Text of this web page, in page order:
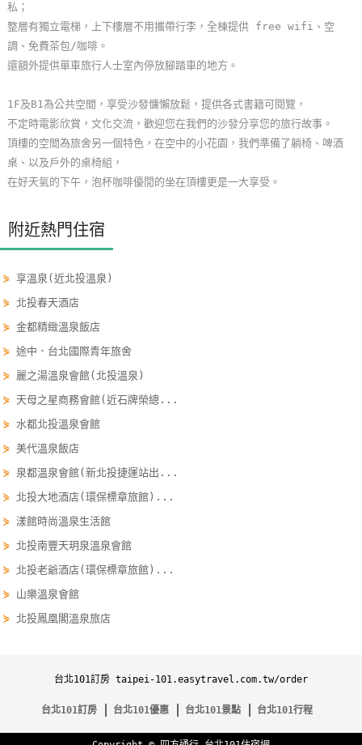
玩
樂
圖
顧
客
服
務
顧
滿
意
度
訂
單
管
會
員
戶
服
私；
整層有獨立電梯，上下樓層不用攜帶行李，全棟提供 free wifi、空
調、免費茶包/咖啡。
還額外提供單車旅行人士室內停放腳踏車的地方。
1F及B1為公共空間，享受沙發慵懶放鬆，提供各式書籍可閱覽，
不定時電影欣賞，文化交流，歡迎您在我們的沙發分享您的旅行故事。
頂樓的空間為旅舍另一個特色，在空中的小花園，我們準備了躺椅、啤酒
桌、以及戶外的桌椅組，
在好天氣的下午，泡杯咖啡優閒的坐在頂樓更是一大享受。
附近熱門住宿
⋟享溫泉(近北投溫泉)
⋟北投春天酒店
⋟金都精緻溫泉飯店
⋟途中．台北國際青年旅舍
⋟ 麗之湯溫泉會館(北投溫泉)
⋟天母之星商務會館(近石牌榮總...
⋟ 水都北投溫泉會館
⋟美代溫泉飯店
⋟ 泉都溫泉會館(新北投捷運站出...
⋟北投大地酒店(環保標章旅館)...
⋟漾館時尚溫泉生活館
⋟北投南豐天玥泉溫泉會館
⋟北投老爺酒店(環保標章旅館)...
⋟ 山樂溫泉會館
⋟北投鳳凰閣溫泉旅店
台北101訂房 taipei-101.easytravel.com.tw/order
台北101訂房 台北101優惠 台北101景點 台北101行程